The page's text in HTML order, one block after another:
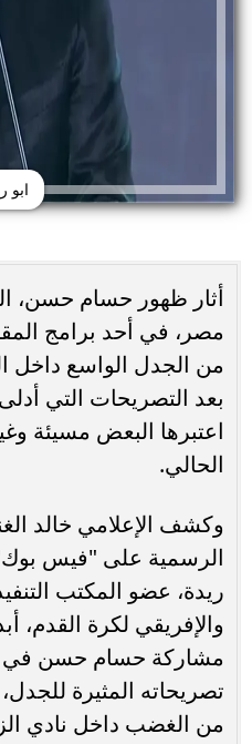
ابو
أثار ظهور حسام حسن،
مصر، في أحد برامج
من الجدل الواسع داخل
بعد التصريحات التي
اعتبرها البعض مسيئة
الحالي.
وكشف الإعلامي خالد
الرسمية على "فيس
ريدة، عضو المكتب
والإفريقي لكرة القدم،
مشاركة حسام حسن في
تصريحاته المثيرة
من الغضب داخل نادي